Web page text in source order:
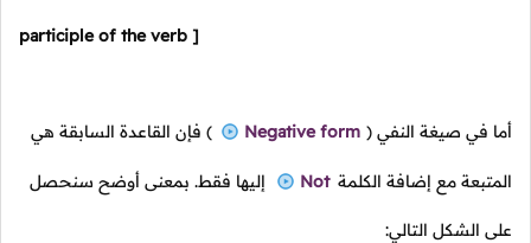
participle of the verb ]
أما في صيغة النفي (
Negative form
) فإن القاعدة السابقة هي
المتبعة مع إضافة الكلمة Not إليها فقط. بمعنى أوضح سنحصل
على الشكل التالي: